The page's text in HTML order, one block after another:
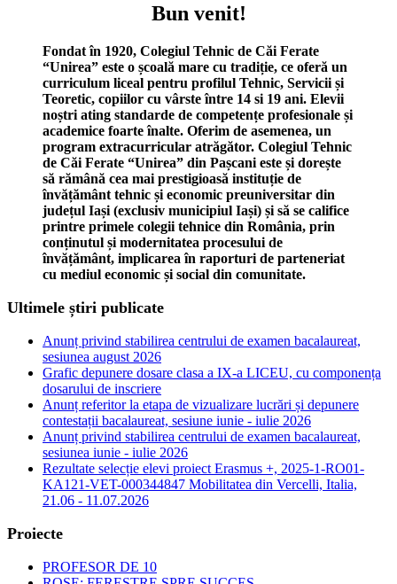
Bun venit!
Fondat în 1920, Colegiul Tehnic de Căi Ferate
“Unirea” este o școală mare cu tradiție, ce oferă un
curriculum liceal pentru profilul Tehnic, Servicii și
Teoretic, copiilor cu vârste între 14 si 19 ani. Elevii
noștri ating standarde de competențe profesionale și
academice foarte înalte. Oferim de asemenea, un
program extracurricular atrăgător. Colegiul Tehnic
de Căi Ferate “Unirea” din Pașcani este și dorește
să rămână cea mai prestigioasă instituție de
învățământ tehnic și economic preuniversitar din
județul Iași (exclusiv municipiul Iași) și să se califice
printre primele colegii tehnice din România, prin
conținutul și modernitatea procesului de
învățământ, implicarea în raporturi de parteneriat
cu mediul economic și social din comunitate.
Ultimele știri publicate
Anunț privind stabilirea centrului de examen bacalaureat,
sesiunea august 2026
Grafic depunere dosare clasa a IX-a LICEU, cu componența
dosarului de inscriere
Anunț referitor la etapa de vizualizare lucrări și depunere
contestații bacalaureat, sesiune iunie - iulie 2026
Anunț privind stabilirea centrului de examen bacalaureat,
sesiunea iunie - iulie 2026
Rezultate selecție elevi proiect Erasmus +, 2025-1-RO01-
KA121-VET-000344847 Mobilitatea din Vercelli, Italia,
21.06 - 11.07.2026
Proiecte
PROFESOR DE 10